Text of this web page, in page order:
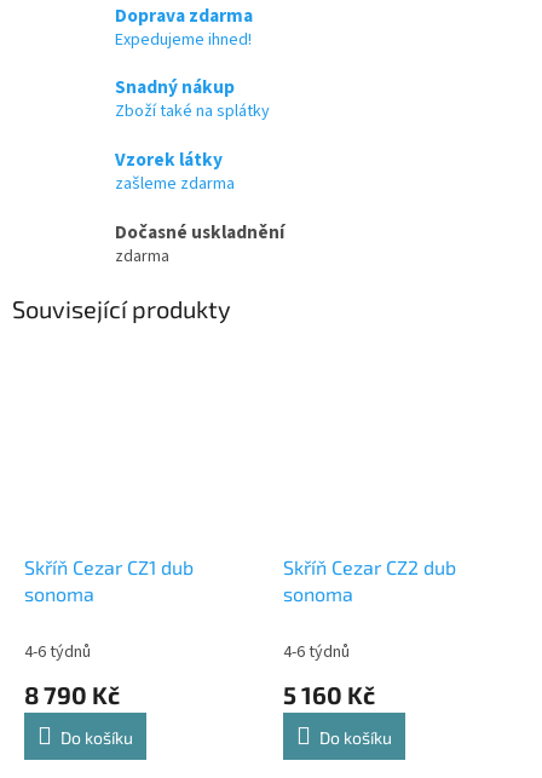
Doprava zdarma
Expedujeme ihned!
Snadný nákup
Zboží také na splátky
Vzorek látky
zašleme zdarma
Dočasné uskladnění
zdarma
Související produkty
Skříň Cezar CZ1 dub
sonoma
4-6 týdnů
8 790 Kč
Do košíku
Skříň Cezar CZ2 dub
sonoma
4-6 týdnů
5 160 Kč
Do košíku